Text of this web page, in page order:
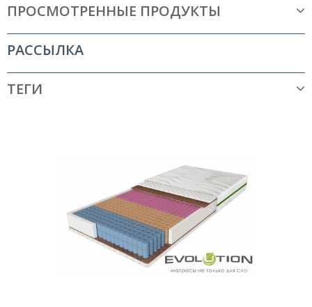
ПРОСМОТРЕННЫЕ ПРОДУКТЫ
РАССЫЛКА
ТЕГИ